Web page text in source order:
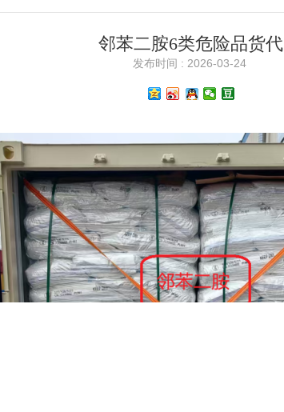
邻苯二胺6类危险品货代
发布时间 : 2026-03-24